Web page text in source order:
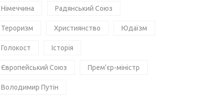
Німеччина Радянський Союз
Тероризм Християнство Юдаїзм
Голокост Історія
Європейський Союз Прем'єр-міністр
Володимир Путін